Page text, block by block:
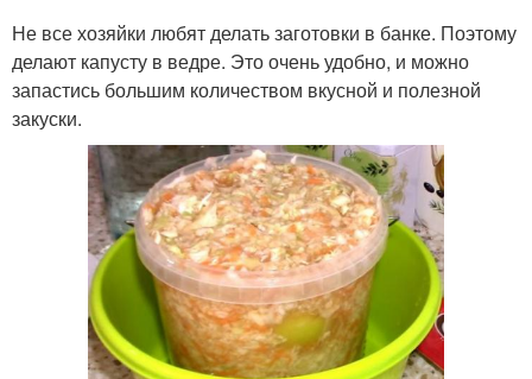
Не все хозяйки любят делать заготовки в банке. Поэтому
делают капусту в ведре. Это очень удобно, и можно
запастись большим количеством вкусной и полезной
закуски.